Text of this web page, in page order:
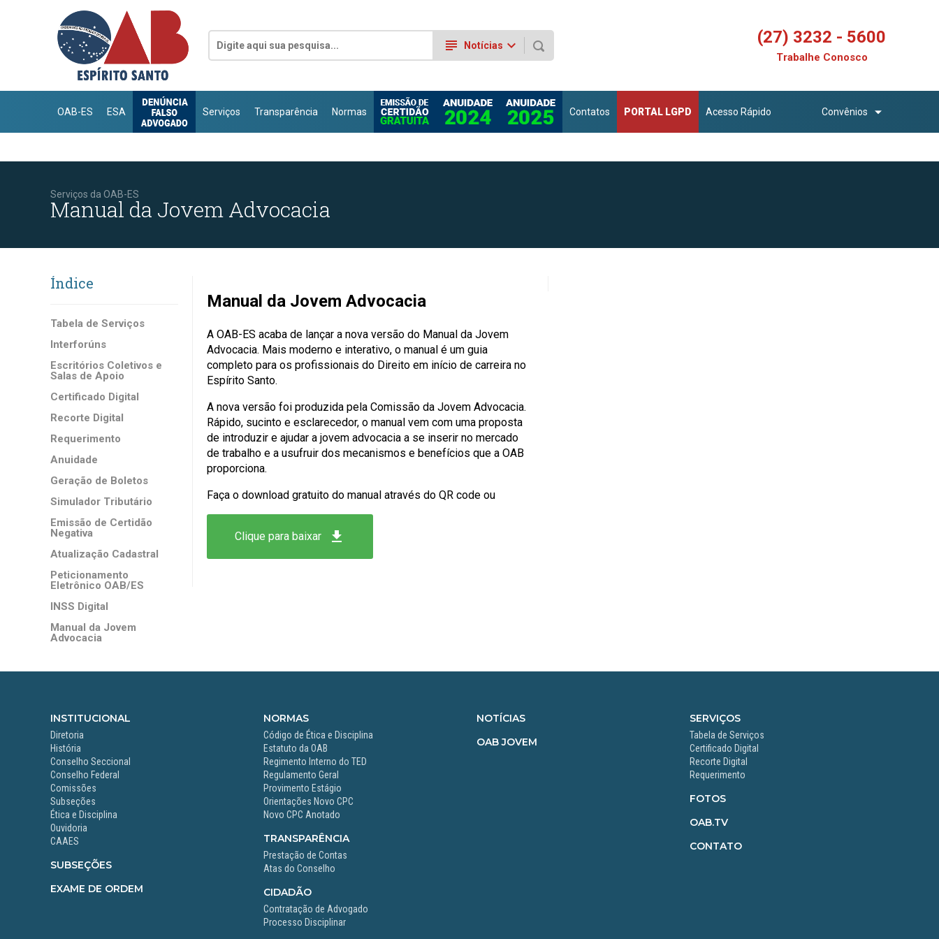
subject Notícias keyboard_arrow_down (27) 3232 - 5600
Trabalhe Conosco
OAB-ES ESA Serviços Transparência Normas Contatos PORTAL LGPD Acesso Rápido Convênios
Serviços da OAB-ES
Manual da Jovem Advocacia
Índice
Tabela de Serviços
Interforúns
Escritórios Coletivos e
Salas de Apoio
Certificado Digital
Recorte Digital
Requerimento
Anuidade
Geração de Boletos
Simulador Tributário
Emissão de Certidão
Negativa
Atualização Cadastral
Peticionamento
Eletrônico OAB/ES
INSS Digital
Manual da Jovem
Advocacia
Manual da Jovem Advocacia
A OAB-ES acaba de lançar a nova versão do Manual da Jovem
Advocacia. Mais moderno e interativo, o manual é um guia
completo para os profissionais do Direito em início de carreira no
Espírito Santo.
A nova versão foi produzida pela Comissão da Jovem Advocacia.
Rápido, sucinto e esclarecedor, o manual vem com uma proposta
de introduzir e ajudar a jovem advocacia a se inserir no mercado
de trabalho e a usufruir dos mecanismos e benefícios que a OAB
proporciona.
Faça o download gratuito do manual através do QR code ou
Clique para baixar get_app
INSTITUCIONAL
Diretoria
História
Conselho Seccional
Conselho Federal
Comissões
Subseções
Ética e Disciplina
Ouvidoria
CAAES
SUBSEÇÕES
EXAME DE ORDEM
NORMAS
Código de Ética e Disciplina
Estatuto da OAB
Regimento Interno do TED
Regulamento Geral
Provimento Estágio
Orientações Novo CPC
Novo CPC Anotado
TRANSPARÊNCIA
Prestação de Contas
Atas do Conselho
CIDADÃO
Contratação de Advogado
Processo Disciplinar
NOTÍCIAS
OAB JOVEM
SERVIÇOS
Tabela de Serviços
Certificado Digital
Recorte Digital
Requerimento
FOTOS
OAB.TV
CONTATO